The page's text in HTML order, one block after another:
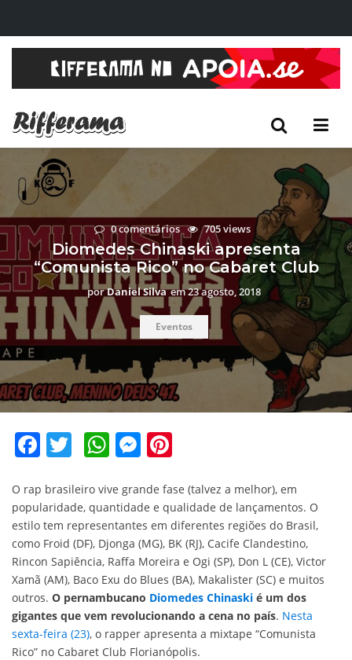
0 comentários 705 views
Diomedes Chinaski apresenta
“Comunista Rico” no Cabaret Club
porDaniel Silva em23 agosto, 2018
Eventos
Facebook
Twitter
WhatsApp
Messenger
O rap brasileiro vive grande fase (talvez a melhor), em
popularidade, quantidade e qualidade de lançamentos. O
estilo tem representantes em diferentes regiões do Brasil,
como Froid (DF), Djonga (MG), BK (RJ), Cacife Clandestino,
Rincon Sapiência, Raffa Moreira e Ogi (SP), Don L (CE), Victor
Xamã (AM), Baco Exu do Blues (BA), Makalister (SC) e muitos
outros. O pernambucano Diomedes Chinaski é um dos
gigantes que vem revolucionando a cena no país. Nesta
sexta-feira (23), o rapper apresenta a mixtape “Comunista
Rico” no Cabaret Club Florianópolis.